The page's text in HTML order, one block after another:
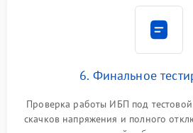
6. Финальное
Проверка работы ИБП под
скачков напряжения и полного